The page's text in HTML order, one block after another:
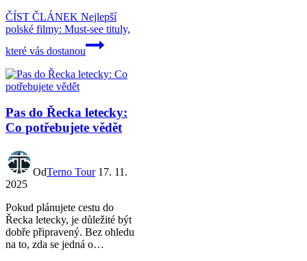
ČÍST ČLÁNEK Nejlepší
polské filmy: Must-see tituly,
které vás dostanou
Pas do Řecka letecky:
Co potřebujete vědět
OdTerno Tour 17. 11.
2025
Pokud plánujete cestu do
Řecka letecky, je důležité být
dobře připravený. Bez ohledu
na to, zda se jedná o…